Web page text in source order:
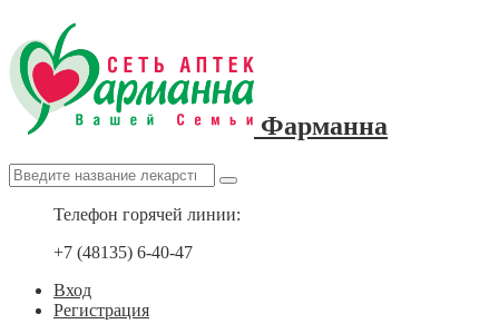
Фарманна
Телефон горячей линии:
+7 (48135) 6-40-47
Вход
Регистрация